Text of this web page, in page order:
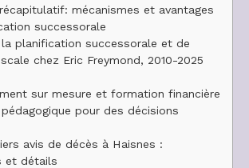
mécanismes et avantages
successorale
planification successorale et de
chez Eric Freymond, 2010-2025
sur mesure et formation financière
pour des décisions
avis de décès à Haisnes :
et détails